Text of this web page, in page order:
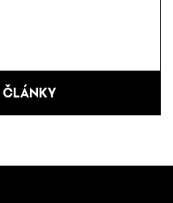
ČLÁNKY